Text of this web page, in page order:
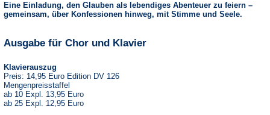
Eine Einladung, den Glauben als lebendiges Abenteuer zu feiern –
gemeinsam, über Konfessionen hinweg, mit Stimme und Seele.
Ausgabe für Chor und Klavier
Klavierauszug
Preis: 14,95 Euro Edition DV 126
Mengenpreisstaffel
ab 10 Expl. 13,95 Euro
ab 25 Expl. 12,95 Euro